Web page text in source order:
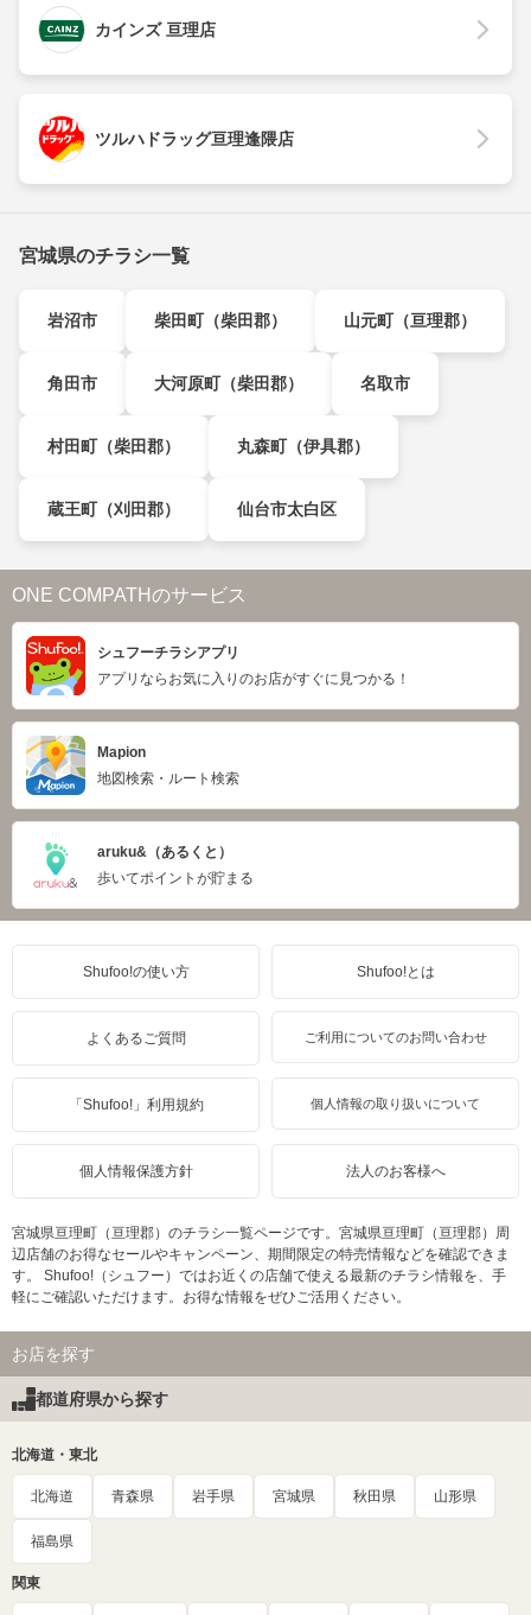
カインズ 亘理店
ツルハドラッグ亘理逢隈店
宮城県のチラシ一覧
岩沼市 柴田町（柴田郡） 山元町（亘理郡）
角田市 大河原町（柴田郡） 名取市
村田町（柴田郡） 丸森町（伊具郡）
蔵王町（刈田郡） 仙台市太白区
ONE COMPATHのサービス
シュフーチラシアプリ
アプリならお気に入りのお店がすぐに見つかる！
Mapion
地図検索・ルート検索
aruku&（あるくと）
歩いてポイントが貯まる
Shufoo!の使い方 Shufoo!とは
よくあるご質問 ご利用についてのお問い合わせ
「Shufoo!」利用規約 個人情報の取り扱いについて
個人情報保護方針 法人のお客様へ
宮城県亘理町（亘理郡）のチラシ一覧ページです。宮城県亘理町（亘理郡）周
辺店舗のお得なセールやキャンペーン、期間限定の特売情報などを確認できま
す。 Shufoo!（シュフー）ではお近くの店舗で使える最新のチラシ情報を、手
軽にご確認いただけます。お得な情報をぜひご活用ください。
お店を探す
都道府県から探す
北海道・東北
北海道 青森県 岩手県 宮城県 秋田県 山形県
福島県
関東